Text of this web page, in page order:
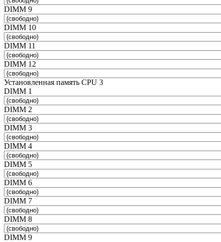
DIMM 9
DIMM 10
DIMM 11
DIMM 12
Установленная память CPU 3
DIMM 1
DIMM 2
DIMM 3
DIMM 4
DIMM 5
DIMM 6
DIMM 7
DIMM 8
DIMM 9